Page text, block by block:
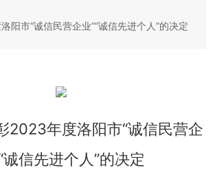
阳市“诚信民营企业”“诚信先进个人”的决定
年度洛阳市“诚信民营企
诚信先进个人”的决定